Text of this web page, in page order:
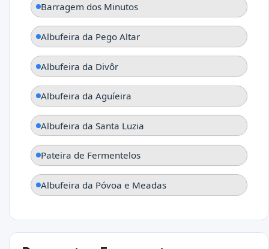
Barragem dos Minutos
Albufeira da Pego Altar
Albufeira da Divôr
Albufeira da Aguíeira
Albufeira da Santa Luzia
Pateira de Fermentelos
Albufeira da Póvoa e Meadas